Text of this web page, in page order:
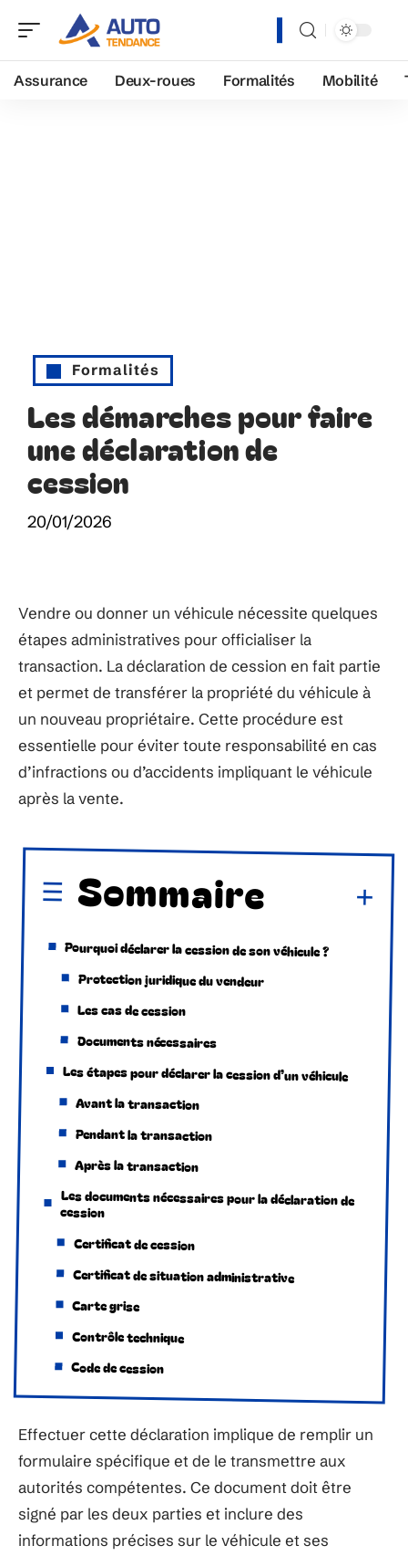
Assurance Deux-roues Formalités Mobilité
Formalités
Les démarches pour faire
une déclaration de
cession
20/01/2026
Vendre ou donner un véhicule nécessite quelques
étapes administratives pour officialiser la
transaction. La déclaration de cession en fait partie
et permet de transférer la propriété du véhicule à
un nouveau propriétaire. Cette procédure est
essentielle pour éviter toute responsabilité en cas
d’infractions ou d’accidents impliquant le véhicule
après la vente.
Sommaire
Pourquoi déclarer la cession de son véhicule ?
Protection juridique du vendeur
Les cas de cession
Documents nécessaires
Les étapes pour déclarer la cession d’un véhicule
Avant la transaction
Pendant la transaction
Après la transaction
Les documents nécessaires pour la déclaration de
cession
Certificat de cession
Certificat de situation administrative
Carte grise
Contrôle technique
Code de cession
Effectuer cette déclaration implique de remplir un
formulaire spécifique et de le transmettre aux
autorités compétentes. Ce document doit être
signé par les deux parties et inclure des
informations précises sur le véhicule et ses